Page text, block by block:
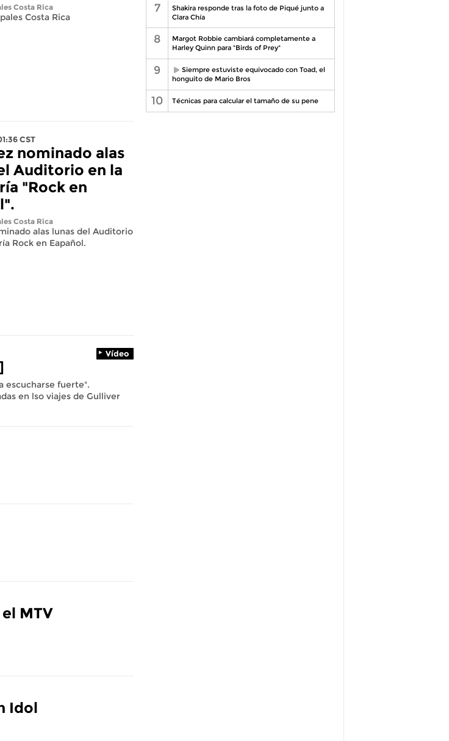
Costa Rica
Costa Rica
CST
nominado alas
Auditorio en la
"Rock en
Costa Rica
alas lunas del Auditorio
Rock en Eapañol.
Vídeo
escucharse fuerte".
en lso viajes de Gulliver
MTV
Idol
7
Shakira responde tras la foto de Piqué junto a
Clara Chía
8
Margot Robbie cambiará completamente a
Harley Quinn para "Birds of Prey"
9
Siempre estuviste equivocado con Toad, el
honguito de Mario Bros
10 Técnicas para calcular el tamaño de su pene